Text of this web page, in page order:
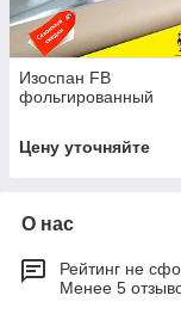
Изоспан FB
фольгированный
Цену уточняйте
О нас
Рейтинг не
Менее 5